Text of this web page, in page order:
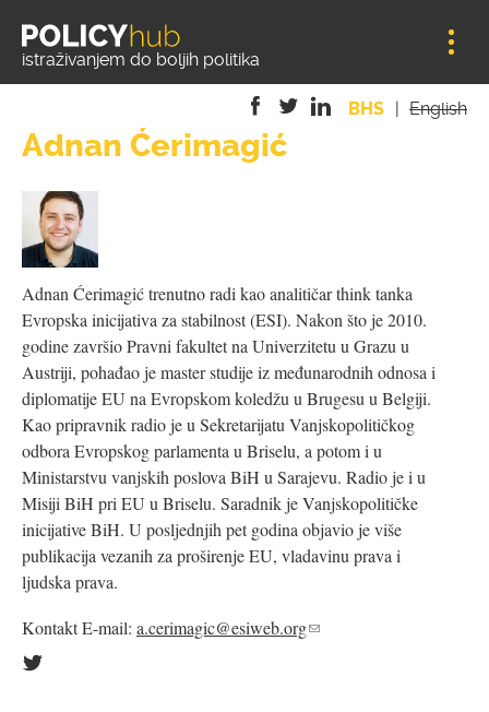
istraživanjem do boljih politika
BHS English
is
is
Adnan Ćerimagić
Adnan Ćerimagić trenutno radi kao analitičar think tanka
Evropska inicijativa za stabilnost (ESI). Nakon što je 2010.
godine završio Pravni fakultet na Univerzitetu u Grazu u
Austriji, pohađao je master studije iz međunarodnih odnosa i
diplomatije EU na Evropskom koledžu u Brugesu u Belgiji.
Kao pripravnik radio je u Sekretarijatu Vanjskopolitičkog
odbora Evropskog parlamenta u Briselu, a potom i u
Ministarstvu vanjskih poslova BiH u Sarajevu. Radio je i u
Misiji BiH pri EU u Briselu. Saradnik je Vanjskopolitičke
inicijative BiH. U posljednjih pet godina objavio je više
publikacija vezanih za proširenje EU, vladavinu prava i
ljudska prava.
Kontakt E-mail: a.cerimagic@esiweb.org(link